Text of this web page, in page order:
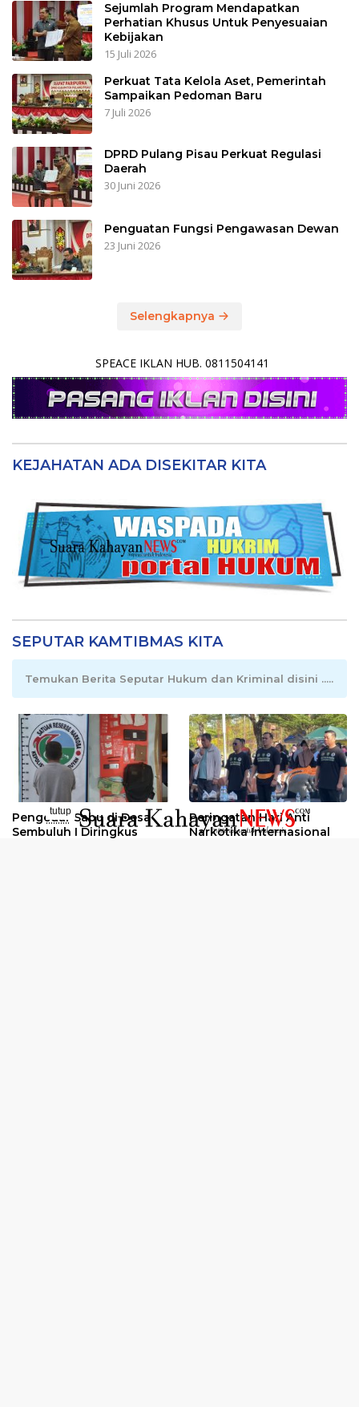
Sejumlah Program Mendapatkan
Perhatian Khusus Untuk Penyesuaian
Kebijakan
15 Juli 2026
Perkuat Tata Kelola Aset, Pemerintah
Sampaikan Pedoman Baru
7 Juli 2026
DPRD Pulang Pisau Perkuat Regulasi
Daerah
30 Juni 2026
Penguatan Fungsi Pengawasan Dewan
23 Juni 2026
Selengkapnya
SPEACE IKLAN HUB. 0811504141
KEJAHATAN ADA DISEKITAR KITA
SEPUTAR KAMTIBMAS KITA
Temukan Berita Seputar Hukum dan Kriminal disini .....
Pengedar Sabu di Desa
Sembuluh I Diringkus
Peringatan Hari Anti
Narkotika Internasional
tutup
..........